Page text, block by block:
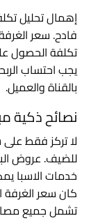
إهمال تحليل
فادح. سعر
تكلفة الحصول
يجب احتساب
بالقناة والعميل.
نصائح ذكية
لا تركز فقط على
للضيف. عروض
خدمات الاسبا
كان سعر الغرفة
تشمل جميع